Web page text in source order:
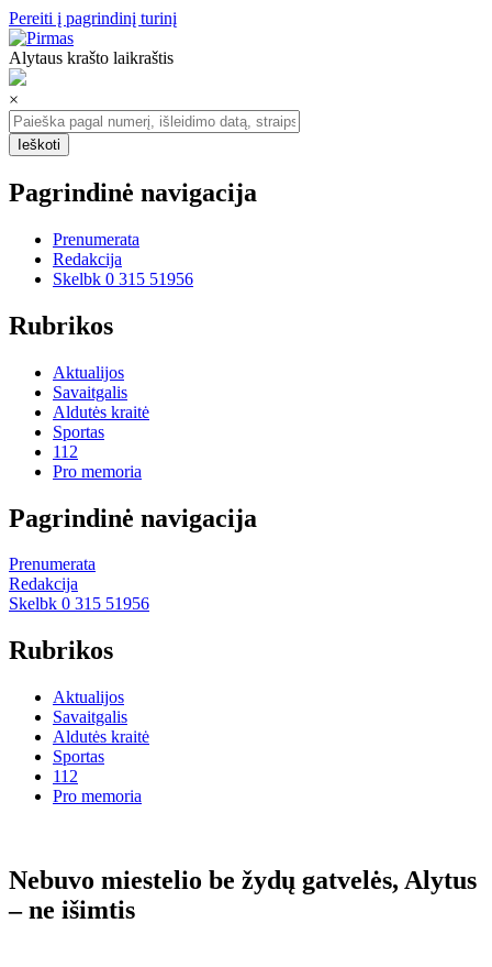
Pereiti į pagrindinį turinį
Alytaus krašto laikraštis
×
Pagrindinė navigacija
Prenumerata
Redakcija
Skelbk 0 315 51956
Rubrikos
Aktualijos
Savaitgalis
Aldutės kraitė
Sportas
112
Pro memoria
Pagrindinė navigacija
Prenumerata
Redakcija
Skelbk 0 315 51956
Rubrikos
Aktualijos
Savaitgalis
Aldutės kraitė
Sportas
112
Pro memoria
Ne­bu­vo mies­te­lio be žy­dų gat­ve­lės, Aly­tus
– ne iš­im­tis